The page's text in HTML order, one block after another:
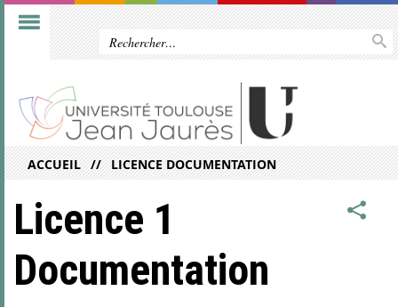
ACCUEIL LICENCE DOCUMENTATION
Licence 1
Documentation